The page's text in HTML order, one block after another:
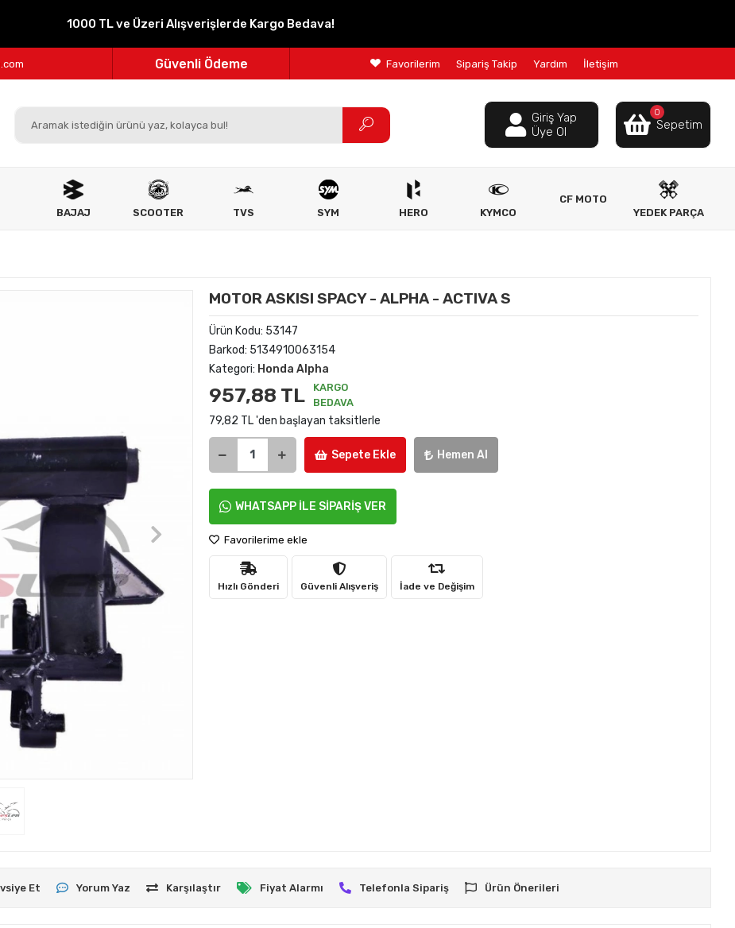
1000 TL ve Üzeri Alışverişlerde Kargo Bedava!
Parçanızın Online Adresi
100% Orijinal Ürün
Güvenli Ödeme
Ücretsiz İade
Favorilerim Sipariş Takip Yardım İletişim
Giriş Yap
Üye Ol
0
Sepetim
BAJAJ SCOOTER TVS SYM HERO KYMCO
CF MOTO
YEDEK PARÇA
MOTOR ASKISI SPACY - ALPHA - ACTIVA S
Ürün Kodu: 53147
Barkod: 5134910063154
Kategori: Honda Alpha
957,88 TL
KARGO
BEDAVA
79,82 TL 'den başlayan taksitlerle
Sepete Ekle Hemen Al
WHATSAPP İLE SİPARİŞ VER
Favorilerime ekle
Hızlı Gönderi Güvenli Alışveriş İade ve Değişim
Et Yorum Yaz Karşılaştır Fiyat Alarmı Telefonla Sipariş Ürün Önerileri